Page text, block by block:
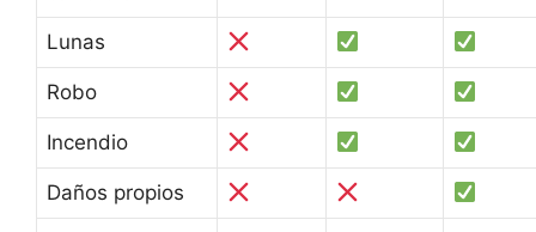
Lunas
Robo
Incendio
Daños propios